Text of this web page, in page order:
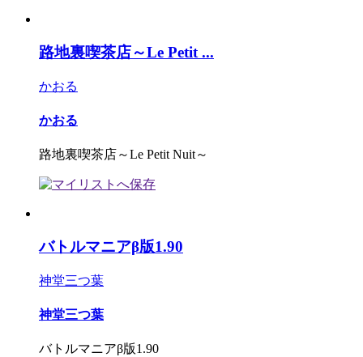
路地裏喫茶店～Le Petit ...
かおる
かおる
路地裏喫茶店～Le Petit Nuit～
バトルマニアβ版1.90
神堂三つ葉
神堂三つ葉
バトルマニアβ版1.90